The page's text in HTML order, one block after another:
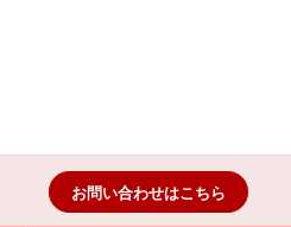
お問い合わせはこちら